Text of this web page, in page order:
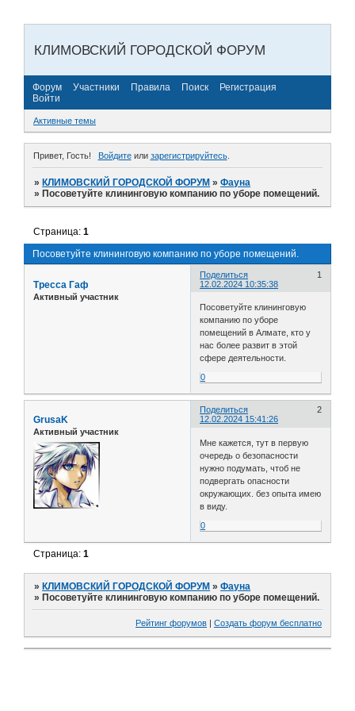
КЛИМОВСКИЙ ГОРОДСКОЙ ФОРУМ
Форум Участники Правила Поиск
Регистрация
Войти
Активные темы
Привет, Гость! Войдитеили зарегистрируйтесь.
»КЛИМОВСКИЙ ГОРОДСКОЙ ФОРУМ »Фауна
»Посоветуйте клининговую компанию по уборе помещений.
Посоветуйте клининговую компанию по уборе помещений.
Страница:1
Поделиться
1
12.02.2024 10:35:38
Тресса Гаф
Активный участник
Посоветуйте клининговую
компанию по уборе
помещений в Алмате, кто у
нас более развит в этой
сфере деятельности.
0
Поделиться
2
12.02.2024 15:41:26
GrusaK
Активный участник
Мне кажется, тут в первую
очередь о безопасности
нужно подумать, чтоб не
подвергать опасности
окружающих. без опыта имею
в виду.
0
Страница:1
» КЛИМОВСКИЙ ГОРОДСКОЙ ФОРУМ »Фауна
» Посоветуйте клининговую компанию по уборе помещений.
Рейтинг форумов | Создать форум бесплатно